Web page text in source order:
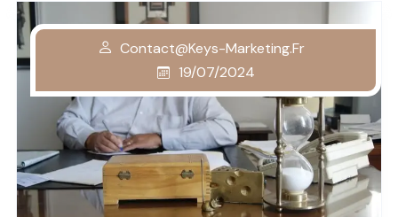
Contact@keys-Marketing.fr
19/07/2024